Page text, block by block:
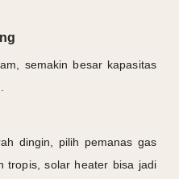
semakin besar kapasitas
dingin, pilih pemanas gas
tropis, solar heater bisa jadi